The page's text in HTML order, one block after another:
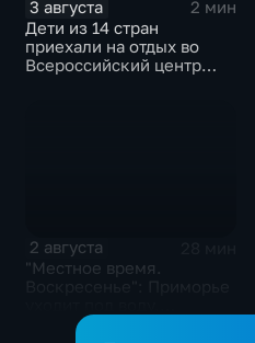
3 августа
2 мин
Дети из 14 стран
приехали на отдых во
Всероссийский центр
2 августа
"Местное время.
Трагическая гибель